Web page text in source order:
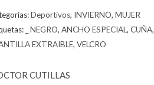
Deportivos, INVIERNO, MUJER
_ NEGRO, ANCHO ESPECIAL, CUÑA,
EXTRAIBLE, VELCRO
CUTILLAS